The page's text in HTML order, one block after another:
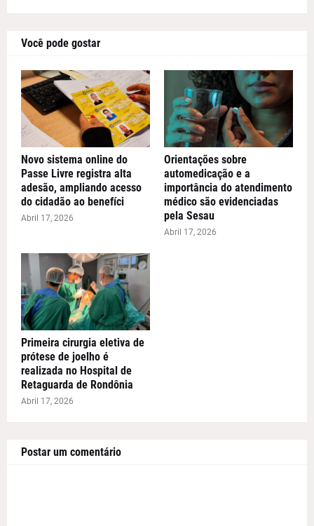
Você pode gostar
Novo sistema online do
Passe Livre registra alta
adesão, ampliando acesso
do cidadão ao benefíci
Abril 17, 2026
Orientações sobre
automedicação e a
importância do atendimento
médico são evidenciadas
pela Sesau
Abril 17, 2026
Primeira cirurgia eletiva de
prótese de joelho é
realizada no Hospital de
Retaguarda de Rondônia
Abril 17, 2026
Postar um comentário